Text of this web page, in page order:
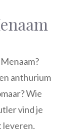
anthurium
Wie
vind je
leveren.